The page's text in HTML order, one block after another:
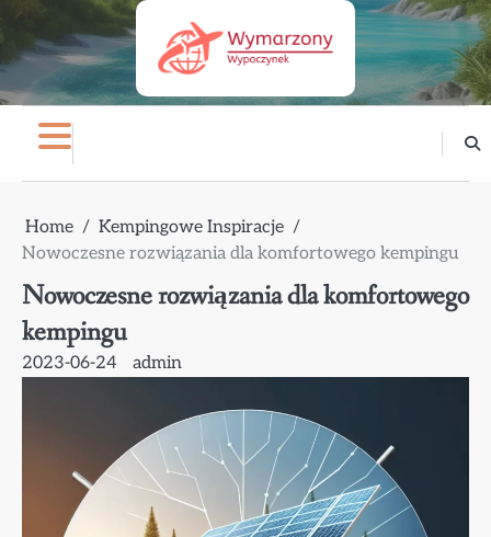
content
Home
Kempingowe Inspiracje
Nowoczesne rozwiązania dla komfortowego kempingu
Nowoczesne rozwiązania dla komfortowego
kempingu
2023-06-24 admin